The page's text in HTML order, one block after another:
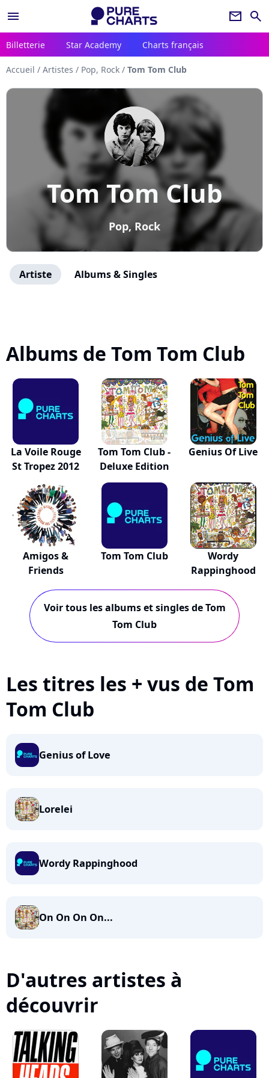
menu newsletter search
Billetterie Star Academy Charts français
Accueil / Artistes / Pop, Rock / Tom Tom Club
Tom Tom Club
Pop, Rock
Artiste Albums & Singles
Albums de Tom Tom Club
La Voile Rouge
St Tropez 2012
Tom Tom Club -
Deluxe Edition
Genius Of Live
Amigos &
Friends
Tom Tom Club
Wordy
Rappinghood
Voir tous les albums et singles de Tom
Tom Club
Les titres les + vus de Tom
Tom Club
Genius of Love
Lorelei
Wordy Rappinghood
On On On On...
D'autres artistes à
découvrir